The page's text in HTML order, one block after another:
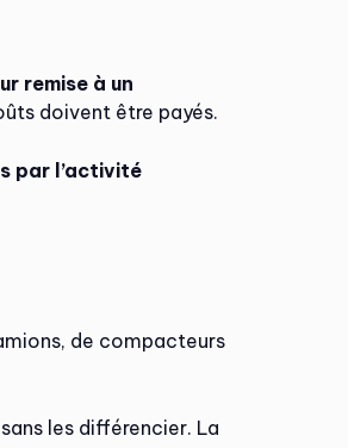
remise à un
doivent être payés.
par l’activité
de compacteurs
les différencier. La